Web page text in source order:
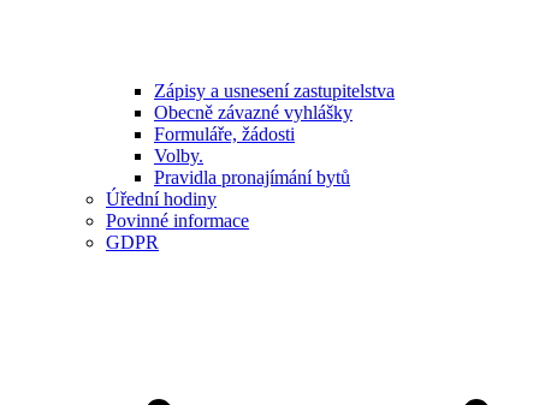
Zápisy a usnesení zastupitelstva
Obecně závazné vyhlášky
Formuláře, žádosti
Volby.
Pravidla pronajímání bytů
Úřední hodiny
Povinné informace
GDPR